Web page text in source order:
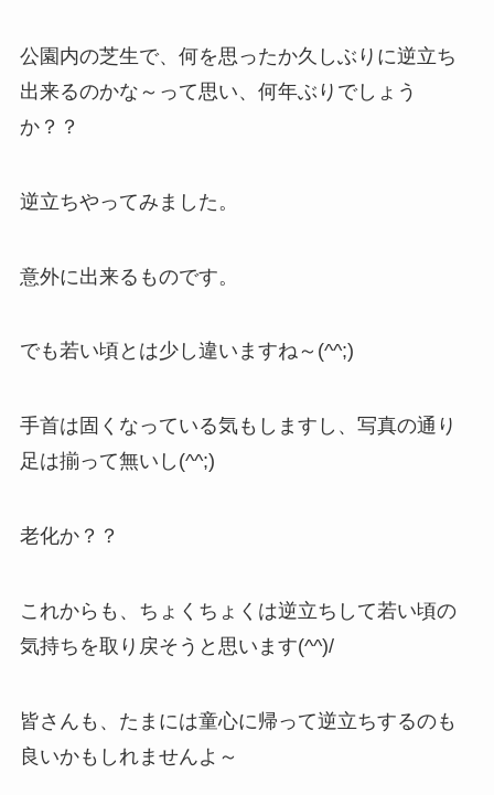
公園内の芝生で、何を思ったか久しぶりに逆立ち
出来るのかな～って思い、何年ぶりでしょう
か？？
逆立ちやってみました。
意外に出来るものです。
でも若い頃とは少し違いますね～(^^;)
手首は固くなっている気もしますし、写真の通り
足は揃って無いし(^^;)
老化か？？
これからも、ちょくちょくは逆立ちして若い頃の
気持ちを取り戻そうと思います(^^)/
皆さんも、たまには童心に帰って逆立ちするのも
良いかもしれませんよ～